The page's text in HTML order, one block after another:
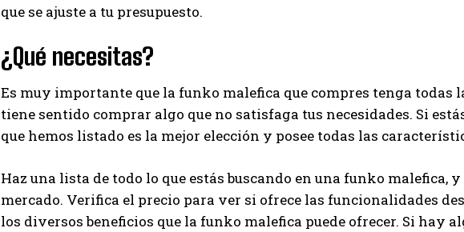
que se ajuste a tu presupuesto.
¿Qué necesitas?
Es muy importante que la funko malefica que compres tenga todas
tiene sentido comprar algo que no satisfaga tus necesidades. Si
que hemos listado es la mejor elección y posee todas las
Haz una lista de todo lo que estás buscando en una funko malefica,
mercado. Verifica el precio para ver si ofrece las funcionalidades
los diversos beneficios que la funko malefica puede ofrecer. Si hay